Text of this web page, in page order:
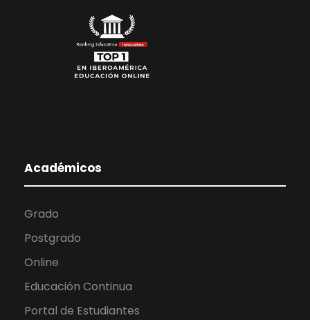
Académicos
Grado
Postgrado
Online
Educación Continua
Portal de Estudiantes